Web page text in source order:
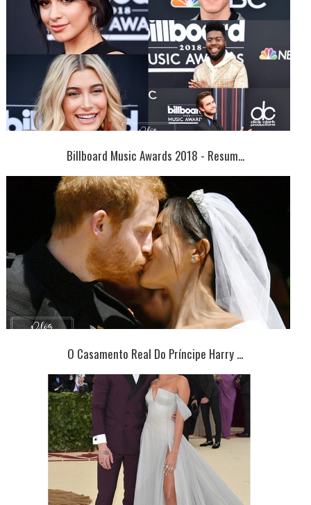
Billboard Music Awards 2018 - Resum...
O Casamento Real Do Príncipe Harry ...